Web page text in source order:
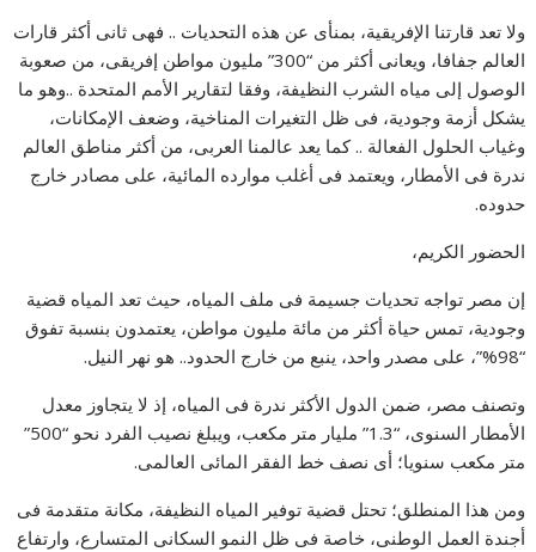
ولا تعد قارتنا الإفريقية، بمنأى عن هذه التحديات .. فهى ثانى أكثر قارات
العالم جفافا، ويعانى أكثر من “300” مليون مواطن إفريقى، من صعوبة
الوصول إلى مياه الشرب النظيفة، وفقا لتقارير الأمم المتحدة ..وهو ما
يشكل أزمة وجودية، فى ظل التغيرات المناخية، وضعف الإمكانات،
وغياب الحلول الفعالة .. كما يعد عالمنا العربى، من أكثر مناطق العالم
ندرة فى الأمطار، ويعتمد فى أغلب موارده المائية، على مصادر خارج
حدوده.
الحضور الكريم،
إن مصر تواجه تحديات جسيمة فى ملف المياه، حيث تعد المياه قضية
وجودية، تمس حياة أكثر من مائة مليون مواطن، يعتمدون بنسبة تفوق
“98%”، على مصدر واحد، ينبع من خارج الحدود.. هو نهر النيل.
وتصنف مصر، ضمن الدول الأكثر ندرة فى المياه، إذ لا يتجاوز معدل
الأمطار السنوى، “1.3” مليار متر مكعب، ويبلغ نصيب الفرد نحو “500”
متر مكعب سنويا؛ أى نصف خط الفقر المائى العالمى.
ومن هذا المنطلق؛ تحتل قضية توفير المياه النظيفة، مكانة متقدمة فى
أجندة العمل الوطنى، خاصة فى ظل النمو السكانى المتسارع، وارتفاع